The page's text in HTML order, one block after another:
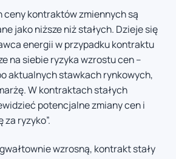
ceny kontraktów zmiennych są
jako niższe niż stałych. Dzieje się
energii w przypadku kontraktu
na siebie ryzyka wzrostu cen –
aktualnych stawkach rynkowych,
W kontraktach stałych
potencjalne zmiany cen i
za ryzyko”.
wzrosną, kontrakt stały